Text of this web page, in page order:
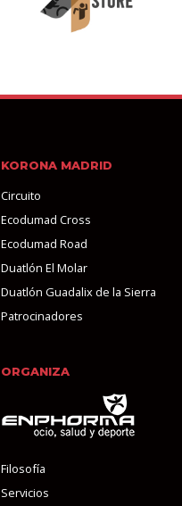
KORONA MADRID
Circuito
Ecodumad Cross
Ecodumad Road
Duatlón El Molar
Duatlón Guadalix de la Sierra
Patrocinadores
ORGANIZA
Filosofía
Servicios